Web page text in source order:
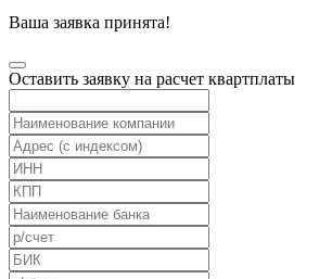
Ваша заявка принята!
Оставить заявку на расчет квартплаты